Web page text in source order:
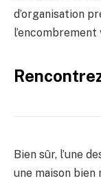
d’organisation
l’encombrement
Bien sûr, l’une
une maison